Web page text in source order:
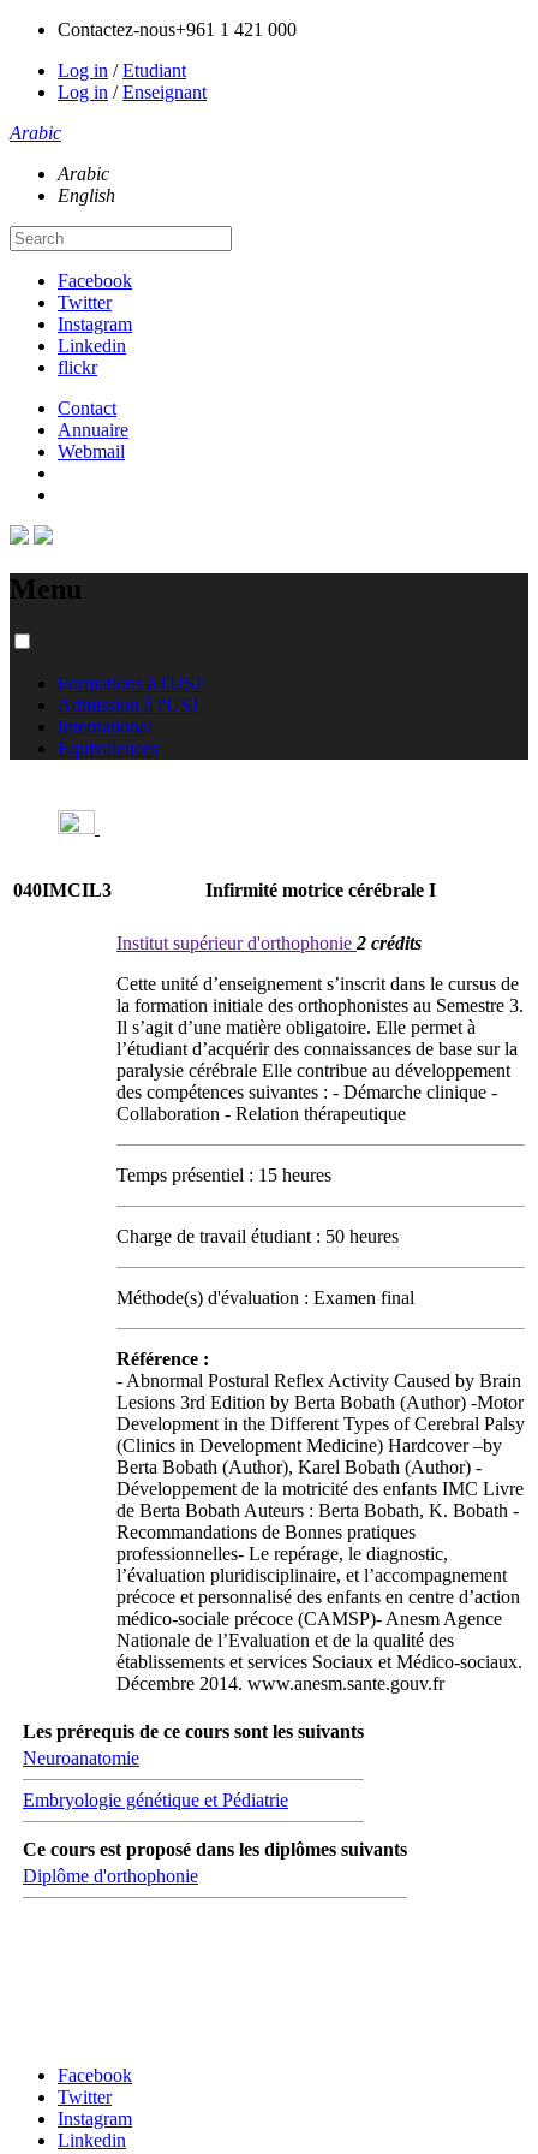
Contactez-nous+961 1 421 000
Log in /Etudiant
Log in /Enseignant
Arabic
Arabic
English
Facebook
Twitter
Instagram
Linkedin
flickr
Contact
Annuaire
Webmail
Menu
Formations à l'USJ
Admission à l'USJ
International
Équivalences
040IMCIL3 Infirmité motrice cérébrale I
Institut supérieur d'orthophonie 2 crédits
Cette unité d’enseignement s’inscrit dans le cursus de
la formation initiale des orthophonistes au Semestre 3.
Il s’agit d’une matière obligatoire. Elle permet à
l’étudiant d’acquérir des connaissances de base sur la
paralysie cérébrale Elle contribue au développement
des compétences suivantes : - Démarche clinique -
Collaboration - Relation thérapeutique
Temps présentiel : 15 heures
Charge de travail étudiant : 50 heures
Méthode(s) d'évaluation : Examen final
Référence :
- Abnormal Postural Reflex Activity Caused by Brain
Lesions 3rd Edition by Berta Bobath (Author) -Motor
Development in the Different Types of Cerebral Palsy
(Clinics in Development Medicine) Hardcover –by
Berta Bobath (Author), Karel Bobath (Author) -
Développement de la motricité des enfants IMC Livre
de Berta Bobath Auteurs : Berta Bobath, K. Bobath -
Recommandations de Bonnes pratiques
professionnelles- Le repérage, le diagnostic,
l’évaluation pluridisciplinaire, et l’accompagnement
précoce et personnalisé des enfants en centre d’action
médico-sociale précoce (CAMSP)- Anesm Agence
Nationale de l’Evaluation et de la qualité des
établissements et services Sociaux et Médico-sociaux.
Décembre 2014. www.anesm.sante.gouv.fr
Les prérequis de ce cours sont les suivants
Neuroanatomie
Embryologie génétique et Pédiatrie
Ce cours est proposé dans les diplômes suivants
Diplôme d'orthophonie
Facebook
Twitter
Instagram
Linkedin